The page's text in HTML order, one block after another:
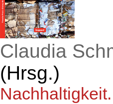
Claudia
(Hrsg.)